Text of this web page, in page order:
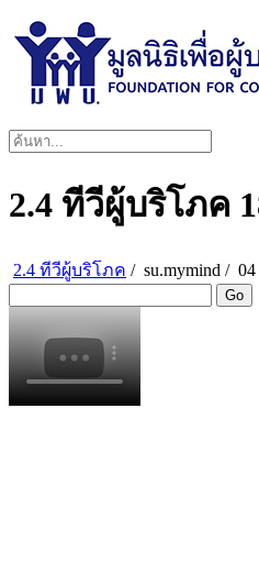
2.4 ทีวีผู้บริโภค
2.4 ทีวีผู้บริโภค / su.mymind /
Go